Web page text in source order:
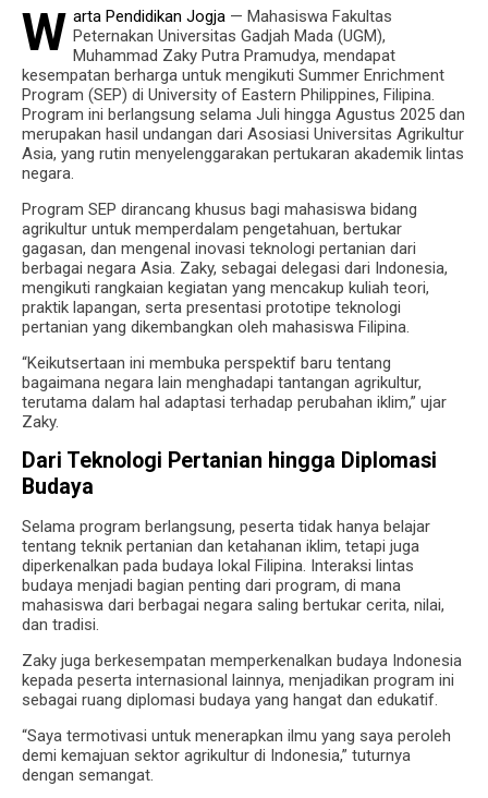
W arta Pendidikan Jogja — Mahasiswa Fakultas
Peternakan Universitas Gadjah Mada (UGM),
Muhammad Zaky Putra Pramudya, mendapat
kesempatan berharga untuk mengikuti Summer Enrichment
Program (SEP) di University of Eastern Philippines, Filipina.
Program ini berlangsung selama Juli hingga Agustus 2025 dan
merupakan hasil undangan dari Asosiasi Universitas Agrikultur
Asia, yang rutin menyelenggarakan pertukaran akademik lintas
negara.
Program SEP dirancang khusus bagi mahasiswa bidang
agrikultur untuk memperdalam pengetahuan, bertukar
gagasan, dan mengenal inovasi teknologi pertanian dari
berbagai negara Asia. Zaky, sebagai delegasi dari Indonesia,
mengikuti rangkaian kegiatan yang mencakup kuliah teori,
praktik lapangan, serta presentasi prototipe teknologi
pertanian yang dikembangkan oleh mahasiswa Filipina.
“Keikutsertaan ini membuka perspektif baru tentang
bagaimana negara lain menghadapi tantangan agrikultur,
terutama dalam hal adaptasi terhadap perubahan iklim,” ujar
Zaky.
Dari Teknologi Pertanian hingga Diplomasi
Budaya
Selama program berlangsung, peserta tidak hanya belajar
tentang teknik pertanian dan ketahanan iklim, tetapi juga
diperkenalkan pada budaya lokal Filipina. Interaksi lintas
budaya menjadi bagian penting dari program, di mana
mahasiswa dari berbagai negara saling bertukar cerita, nilai,
dan tradisi.
Zaky juga berkesempatan memperkenalkan budaya Indonesia
kepada peserta internasional lainnya, menjadikan program ini
sebagai ruang diplomasi budaya yang hangat dan edukatif.
“Saya termotivasi untuk menerapkan ilmu yang saya peroleh
demi kemajuan sektor agrikultur di Indonesia,” tuturnya
dengan semangat.